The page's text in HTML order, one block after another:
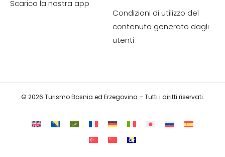
Scarica la nostra app
Condizioni di utilizzo del
contenuto generato dagli
utenti
© 2026 Turismo Bosnia ed Erzegovina – Tutti i diritti riservati.